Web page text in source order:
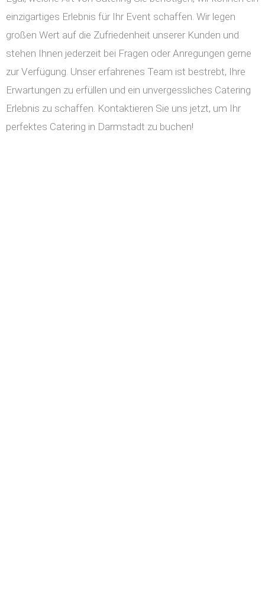
einzigartiges Erlebnis für Ihr Event schaffen. Wir legen
großen Wert auf die Zufriedenheit unserer Kunden und
stehen Ihnen jederzeit bei Fragen oder Anregungen gerne
zur Verfügung. Unser erfahrenes Team ist bestrebt, Ihre
Erwartungen zu erfüllen und ein unvergessliches Catering
Erlebnis zu schaffen. Kontaktieren Sie uns jetzt, um Ihr
perfektes Catering in Darmstadt zu buchen!